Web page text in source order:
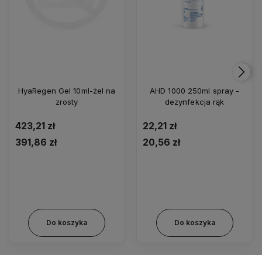
HyaRegen Gel 10ml-żel na
zrosty
423,21 zł
391,86 zł
Do koszyka
AHD 1000 250ml spray -
dezynfekcja rąk
22,21 zł
20,56 zł
Do koszyka